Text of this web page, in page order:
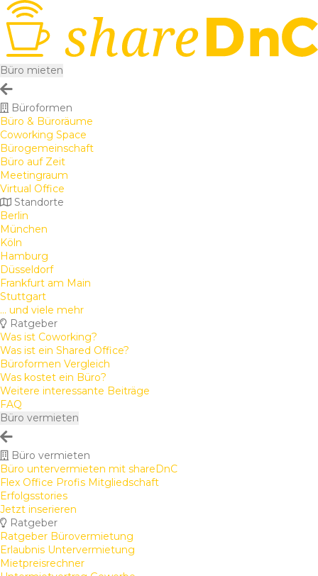
Büro mieten
Büroformen
Büro & Büroräume
Coworking Space
Bürogemeinschaft
Büro auf Zeit
Meetingraum
Virtual Office
Standorte
Berlin
München
Köln
Hamburg
Düsseldorf
Frankfurt am Main
Stuttgart
... und viele mehr
Ratgeber
Was ist Coworking?
Was ist ein Shared Office?
Büroformen Vergleich
Was kostet ein Büro?
Weitere interessante Beiträge
FAQ
Büro vermieten
Büro vermieten
Büro untervermieten mit shareDnC
Flex Office Profis Mitgliedschaft
Erfolgsstories
Jetzt inserieren
Ratgeber
Ratgeber Bürovermietung
Erlaubnis Untervermietung
Mietpreisrechner